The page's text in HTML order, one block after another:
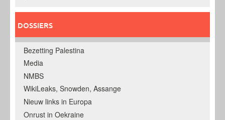
DOSSIERS
Bezetting Palestina
Media
NMBS
WikiLeaks, Snowden, Assange
Nieuw links in Europa
Onrust in Oekraine